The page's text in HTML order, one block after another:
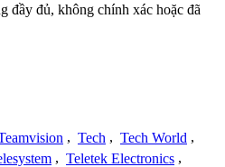
đầy đủ, không chính xác hoặc đã
, Tech , Tech World ,
, Teletek Electronics ,